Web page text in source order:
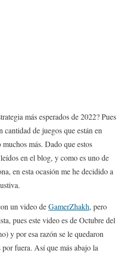
más esperados de 2022? Pues
cantidad de juegos que están en
más. Dado que estos
en el blog, y como es uno de
en esta ocasión me he decidido a
un video deGamerZhakh, pero
pues este video es de Octubre del
y por esa razón se le quedaron
por fuera. Así que más abajo la